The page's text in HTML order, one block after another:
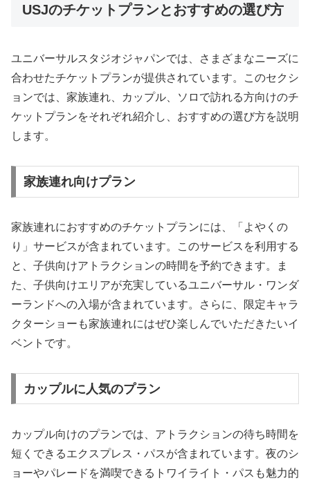
USJのチケットプランとおすすめの選び方
ユニバーサルスタジオジャパンでは、さまざまなニーズに
合わせたチケットプランが提供されています。このセクシ
ョンでは、家族連れ、カップル、ソロで訪れる方向けのチ
ケットプランをそれぞれ紹介し、おすすめの選び方を説明
します。
家族連れ向けプラン
家族連れにおすすめのチケットプランには、「よやくの
り」サービスが含まれています。このサービスを利用する
と、子供向けアトラクションの時間を予約できます。ま
た、子供向けエリアが充実しているユニバーサル・ワンダ
ーランドへの入場が含まれています。さらに、限定キャラ
クターショーも家族連れにはぜひ楽しんでいただきたいイ
ベントです。
カップルに人気のプラン
カップル向けのプランでは、アトラクションの待ち時間を
短くできるエクスプレス・パスが含まれています。夜のシ
ョーやパレードを満喫できるトワイライト・パスも魅力的